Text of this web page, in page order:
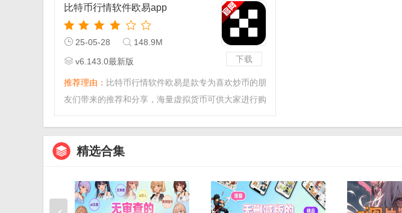
下载
比特币行情软件欧易app
25-05-28
148.9M
v6.143.0最新版
推荐理由： 比特币行情软件欧易是款专为喜欢炒币的朋
友们带来的推荐和分享，海量虚拟货币可供大家进行购
精选合集